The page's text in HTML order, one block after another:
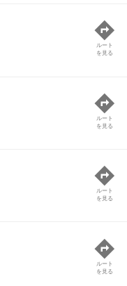
ルート
を見る
ルート
を見る
ルート
を見る
ルート
を見る